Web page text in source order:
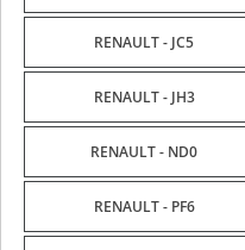
RENAULT - JC5
RENAULT - JH3
RENAULT - ND0
RENAULT - PF6